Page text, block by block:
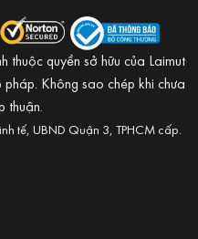
thuộc quyền sở hữu của Laimut
Không sao chép khi chưa
thuận.
tế, UBND Quận 3, TPHCM cấp.